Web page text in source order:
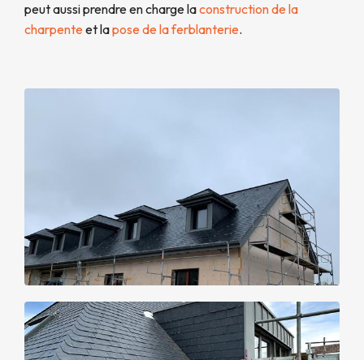
peut aussi prendre en charge laconstruction de la
charpente et lapose de la ferblanterie.